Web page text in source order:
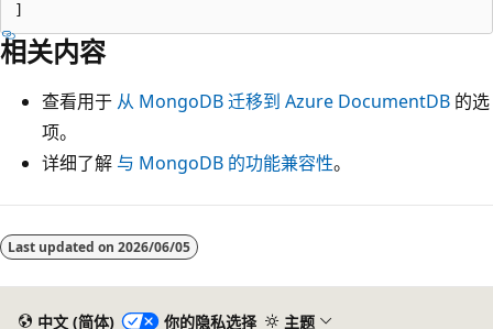
相关内容
查看用于 从 MongoDB 迁移到 Azure DocumentDB 的选
项。
详细了解 与 MongoDB 的功能兼容性。
阅
读Last updated on 2026/06/05
中文 (简体) 你的隐私选择 主题